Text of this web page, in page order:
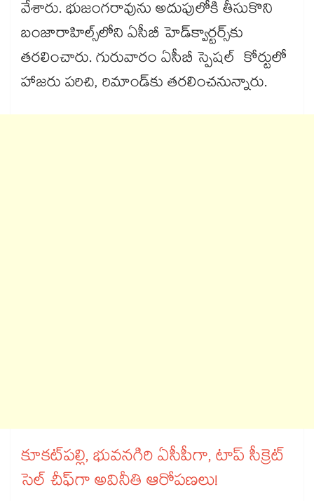
వేశారు. భుజంగరావును అదుపులోకి తీసుకొని
బంజారాహిల్స్‌‌‌‌‌‌‌‌లోని ఏసీబీ హెడ్‌‌‌‌‌‌‌‌క్వార్టర్స్‌‌‌‌‌‌‌‌కు
తరలించారు. గురువారం ఏసీబీ స్పెషల్ కోర్టులో
హాజరు పరిచి, రిమాండ్‌‌‌‌‌‌‌‌కు తరలించనున్నారు.
కూకట్‌‌‌‌‌‌‌‌పల్లి, భువనగిరి ఏసీపీగా, టాప్‌‌‌‌‌‌‌‌ సీక్రెట్
సెల్‌‌‌‌‌‌‌‌ చీఫ్‌‌‌‌‌‌‌‌గా అవినీతి ఆరోపణలు!